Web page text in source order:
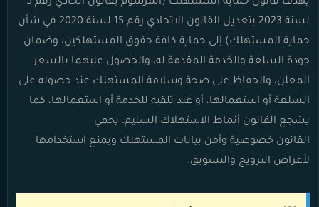
يهدف قانون حماية المستهلك
(المرسوم بقانون اتحادي رقم 5
لسنة 2023 بتعديل القانون الاتحادي رقم 15 لسنة 2020 في شأن
حماية المستهلك) إلى حماية كافة حقوق المستهلكين، وضمان
جودة السلعة والخدمة المقدمة له، والحصول عليهما بالسعر
المعلن، والحفاظ على صحة وسلامة المستهلك عند حصوله على
السلعة أو استعمالها، أو عند تلقيه للخدمة أو استعمالها، كما
يشجع القانون أنماط الاستهلاك السليم. يحمي
القانون خصوصية وأمن بيانات المستهلك ويمنع استخدامها
لأغراض الترويج والتسويق.